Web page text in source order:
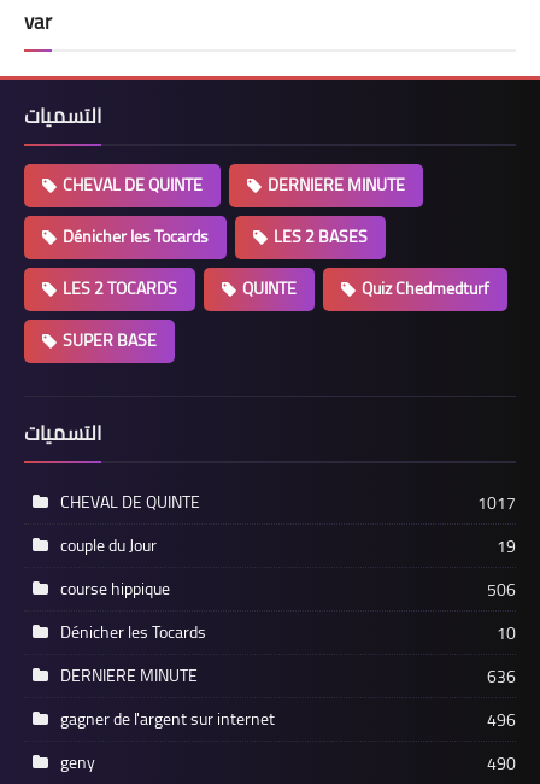
var
التسميات
CHEVAL DE QUINTE
DERNIERE MINUTE
Dénicher les Tocards
LES 2 BASES
LES 2 TOCARDS
QUINTE
Quiz Chedmedturf
SUPER BASE
التسميات
CHEVAL DE QUINTE
1017
couple du Jour
19
course hippique
506
Dénicher les Tocards
10
DERNIERE MINUTE
636
gagner de l'argent sur internet
496
geny
490